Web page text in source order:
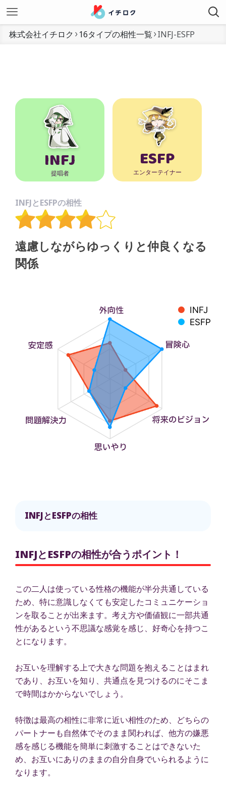
株式会社イチロク 16タイプの相性一覧 INFJ-ESFP
INFJ
提唱者
ESFP
エンターテイナー
INFJとESFPの相性
遠慮しながらゆっくりと仲良くなる
関係
INFJ
ESFP
INFJとESFPの相性
INFJとESFPの相性が合うポイント！
この二人は使っている性格の機能が半分共通している
ため、特に意識しなくても安定したコミュニケーショ
ンを取ることが出来ます。考え方や価値観に一部共通
性があるという不思議な感覚を感じ、好奇心を持つこ
とになります。
お互いを理解する上で大きな問題を抱えることはまれ
であり、お互いを知り、共通点を見つけるのにそこま
で時間はかからないでしょう。
特徴は最高の相性に非常に近い相性のため、どちらの
パートナーも自然体でそのまま関われば、他方の嫌悪
感を感じる機能を簡単に刺激することはできないた
め、お互いにありのままの自分自身でいられるように
なります。